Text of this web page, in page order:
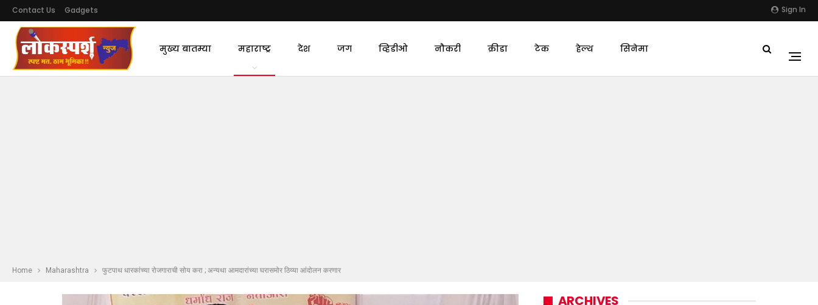
Sign In
Contact Us Gadgets
मुख्य बातम्या महाराष्ट्र देश जग व्हिडीओ नौकरी क्रीडा टेक हेल्थ सिनेमा
Home Maharashtra फुटपाथ धारकांच्या रोजगाराची सोय करा ; अन्यथा आमदारांच्या घरासमोर ठिय्या आंदोलन करणार
ARCHIVES